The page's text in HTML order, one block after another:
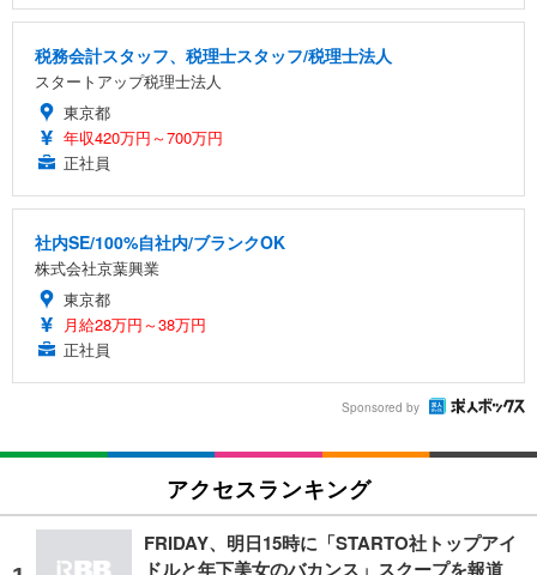
税務会計スタッフ、税理士スタッフ/税理士法人
スタートアップ税理士法人
東京都
年収420万円～700万円
正社員
社内SE/100%自社内/ブランクOK
株式会社京葉興業
東京都
月給28万円～38万円
正社員
Sponsored by
アクセスランキング
FRIDAY、明日15時に「STARTO社トップアイ
ドルと年下美女のバカンス」スクープを報道